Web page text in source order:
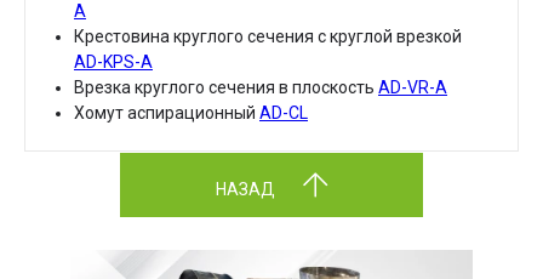
A
Крестовина круглого сечения с круглой врезкой
AD-KPS-A
Врезка круглого сечения в плоскость AD-VR-A
Хомут аспирационный AD-CL
НАЗАД